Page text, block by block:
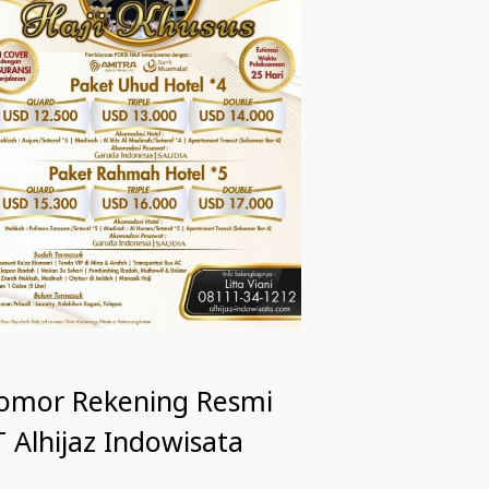
Rekening Resmi
Alhijaz Indowisata